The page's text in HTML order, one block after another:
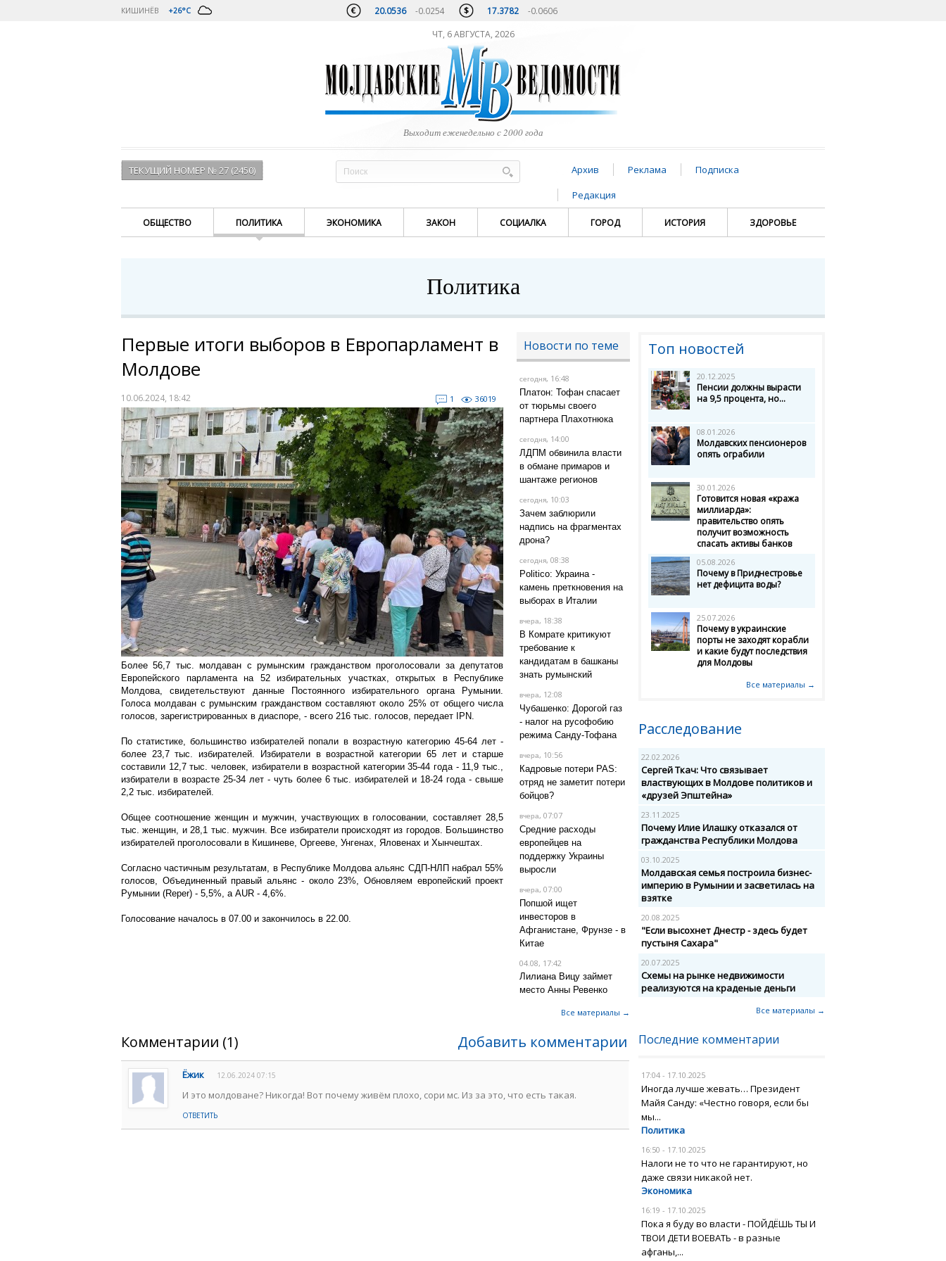
КИШИНЁВ +26°C 20.0536 -0.0254 17.3782 -0.0606
ЧТ, 6 АВГУСТА, 2026
Выходит еженедельно с 2000 года
ТЕКУЩИЙ НОМЕР № 27 (2450) Архив Реклама
Подписка
Редакция
ОБЩЕСТВО ПОЛИТИКА ЭКОНОМИКА ЗАКОН СОЦИАЛКА ГОРОД ИСТОРИЯ ЗДОРОВЬЕ
Политика
Первые итоги выборов в Европарламент в
Молдове
10.06.2024, 18:42 1 36019
Более 56,7 тыс. молдаван с румынским гражданством проголосовали за депутатов
Европейского парламента на 52 избирательных участках, открытых в Республике
Молдова, свидетельствуют данные Постоянного избирательного органа Румынии.
Голоса молдаван с румынским гражданством составляют около 25% от общего числа
голосов, зарегистрированных в диаспоре, - всего 216 тыс. голосов, передает IPN.
По статистике, большинство избирателей попали в возрастную категорию 45-64 лет -
более 23,7 тыс. избирателей. Избиратели в возрастной категории 65 лет и старше
составили 12,7 тыс. человек, избиратели в возрастной категории 35-44 года - 11,9 тыс.,
избиратели в возрасте 25-34 лет - чуть более 6 тыс. избирателей и 18-24 года - свыше
2,2 тыс. избирателей.
Общее соотношение женщин и мужчин, участвующих в голосовании, составляет 28,5
тыс. женщин, и 28,1 тыс. мужчин. Все избиратели происходят из городов. Большинство
избирателей проголосовали в Кишиневе, Оргееве, Унгенах, Яловенах и Хынчештах.
Согласно частичным результатам, в Республике Молдова альянс СДП-НЛП набрал 55%
голосов, Объединенный правый альянс - около 23%, Обновляем европейский проект
Румынии (Reper) - 5,5%, а AUR - 4,6%.
Голосование началось в 07.00 и закончилось в 22.00.
Новости по теме
сегодня, 16:48
Платон: Тофан спасает
от тюрьмы своего
партнера Плахотнюка
сегодня, 14:00
ЛДПМ обвинила власти
в обмане примаров и
шантаже регионов
сегодня, 10:03
Зачем заблюрили
надпись на фрагментах
дрона?
сегодня, 08:38
Politico: Украина -
камень преткновения на
выборах в Италии
вчера, 18:38
В Комрате критикуют
требование к
кандидатам в башканы
знать румынский
вчера, 12:08
Чубашенко: Дорогой газ
- налог на русофобию
режима Санду-Тофана
вчера, 10:56
Кадровые потери PAS:
отряд не заметит потери
бойцов?
вчера, 07:07
Средние расходы
европейцев на
поддержку Украины
выросли
вчера, 07:00
Попшой ищет
инвесторов в
Афганистане, Фрунзе - в
Китае
04.08, 17:42
Лилиана Вицу займет
место Анны Ревенко
Все материалы →
Комментарии (1) Добавить комментарии
Ёжик 12.06.2024 07:15
И это молдоване? Никогда! Вот почему живём плохо, сори мс. Из за это, что есть такая.
ОТВЕТИТЬ
Топ новостей
20.12.2025
Пенсии должны вырасти
на 9,5 процента, но...
08.01.2026
Молдавских пенсионеров
опять ограбили
30.01.2026
Готовится новая «кража
миллиарда»:
правительство опять
получит возможность
спасать активы банков
05.08.2026
Почему в Приднестровье
нет дефицита воды?
25.07.2026
Почему в украинские
порты не заходят корабли
и какие будут последствия
для Молдовы
Все материалы →
Расследование
22.02.2026
Сергей Ткач: Что связывает
властвующих в Молдове политиков и
«друзей Эпштейна»
23.11.2025
Почему Илие Илашку отказался от
гражданства Республики Молдова
03.10.2025
Молдавская семья построила бизнес-
империю в Румынии и засветилась на
взятке
20.08.2025
"Если высохнет Днестр - здесь будет
пустыня Сахара"
20.07.2025
Схемы на рынке недвижимости
реализуются на краденые деньги
Все материалы →
Последние комментарии
17:04 - 17.10.2025
Иногда лучше жевать… Президент
Майя Санду: «Честно говоря, если бы
мы...
Политика
16:50 - 17.10.2025
Налоги не то что не гарантируют, но
даже связи никакой нет.
Экономика
16:19 - 17.10.2025
Пока я буду во власти - ПОЙДЁШЬ ТЫ И
ТВОИ ДЕТИ ВОЕВАТЬ - в разные
афганы,...